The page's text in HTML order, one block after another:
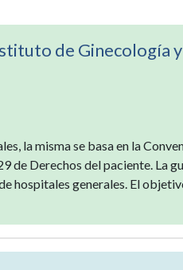
de Ginecología
la misma se basa en la
Derechos del paciente. La
hospitales generales. El